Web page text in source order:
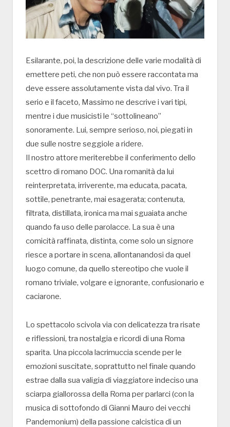
Esilarante, poi, la descrizione delle varie modalità di
emettere peti, che non può essere raccontata ma
deve essere assolutamente vista dal vivo. Tra il
serio e il faceto, Massimo ne descrive i vari tipi,
mentre i due musicisti le “sottolineano”
sonoramente. Lui, sempre serioso, noi, piegati in
due sulle nostre seggiole a ridere.
Il nostro attore meriterebbe il conferimento dello
scettro di romano DOC. Una romanità da lui
reinterpretata, irriverente, ma educata, pacata,
sottile, penetrante, mai esagerata; contenuta,
filtrata, distillata, ironica ma mai sguaiata anche
quando fa uso delle parolacce. La sua è una
comicità raffinata, distinta, come solo un signore
riesce a portare in scena, allontanandosi da quel
luogo comune, da quello stereotipo che vuole il
romano triviale, volgare e ignorante, confusionario e
caciarone.
Lo spettacolo scivola via con delicatezza tra risate
e riflessioni, tra nostalgia e ricordi di una Roma
sparita. Una piccola lacrimuccia scende per le
emozioni suscitate, soprattutto nel finale quando
estrae dalla sua valigia di viaggiatore indeciso una
sciarpa giallorossa della Roma per parlarci (con la
musica di sottofondo di Gianni Mauro dei vecchi
Pandemonium) della passione calcistica di un